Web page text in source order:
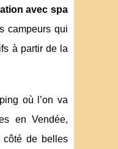
avec spa
campeurs qui
à partir de la
où l’on va
en Vendée,
de belles